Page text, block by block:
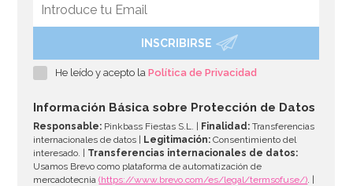
Cañón confeti Pétalos de Rosa Rojos 50 cm
AÑADIR
INSCRIBIRSE
He leído y acepto laPolítica de Privacidad
Información Básica sobre Protección de Datos
Responsable: Pinkbass Fiestas S.L. | Finalidad: Transferencias
internacionales de datos |
Legitimación: Consentimiento del
interesado. | Transferencias internacionales de datos:
Usamos Brevo como plataforma de automatización de
mercadotecnia(https://www.brevo.com/es/legal/termsofuse/). |